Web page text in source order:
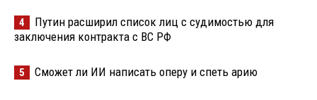
4
Путин расширил список лиц с судимостью для
заключения контракта с ВС РФ
5 Сможет ли ИИ написать оперу и спеть арию